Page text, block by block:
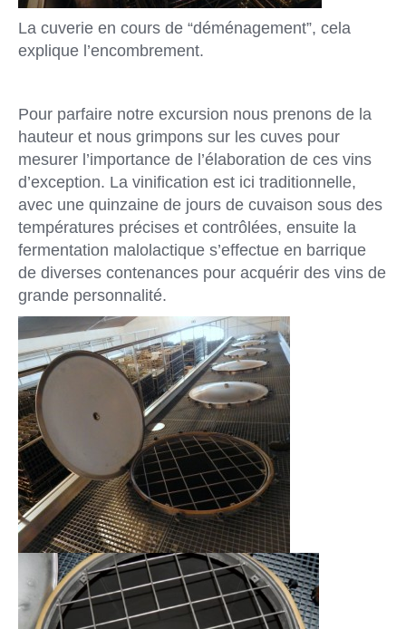
La cuverie en cours de “déménagement”, cela
explique l’encombrement.
Pour parfaire notre excursion nous prenons de la
hauteur et nous grimpons sur les cuves pour
mesurer l’importance de l’élaboration de ces vins
d’exception. La vinification est ici traditionnelle,
avec une quinzaine de jours de cuvaison sous des
températures précises et contrôlées, ensuite la
fermentation malolactique s’effectue en barrique
de diverses contenances pour acquérir des vins de
grande personnalité.